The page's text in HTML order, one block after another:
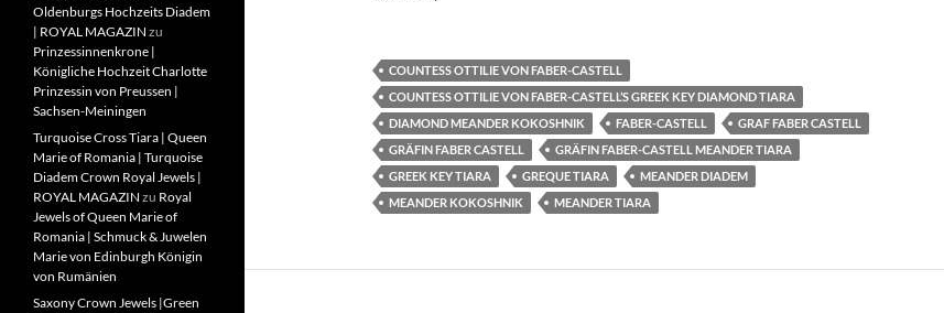
COUNTESS OTTILIE VON FABER-CASTELL
COUNTESS OTTILIE VON FABER-CASTELL’S GREEK KEY DIAMOND TIARA
DIAMOND MEANDER KOKOSHNIK
FABER-CASTELL
GRAF FABER CASTELL
GRÄFIN FABER CASTELL
GRÄFIN FABER-CASTELL MEANDER TIARA
GREEK KEY TIARA
GREQUE TIARA
MEANDER DIADEM
MEANDER KOKOSHNIK
MEANDER TIARA
Oldenburgs Hochzeits Diadem
| ROYAL MAGAZIN zu
Prinzessinnenkrone |
Königliche Hochzeit Charlotte
Prinzessin von Preussen |
Sachsen-Meiningen
Turquoise Cross Tiara | Queen
Marie of Romania | Turquoise
Diadem Crown Royal Jewels |
ROYAL MAGAZIN zu Royal
Jewels of Queen Marie of
Romania | Schmuck & Juwelen
Marie von Edinburgh Königin
von Rumänien
Saxony Crown Jewels |Green